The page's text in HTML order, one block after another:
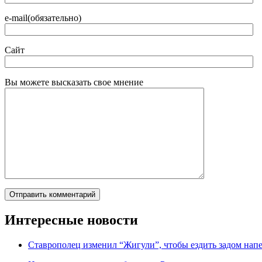
e-mail(обязательно)
Сайт
Вы можете высказать свое мнение
Интересные новости
Ставрополец изменил “Жигули”, чтобы ездить задом